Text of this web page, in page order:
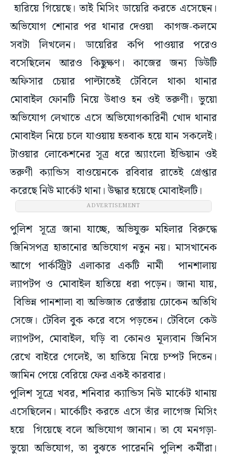
হারিয়ে গিয়েছে। তাই মিসিং ডায়েরি করতে এসেছেন।
অভিযোগ শোনার পর থানার দেওয়া কাগজ-কলমে
সবটা লিখলেন। ডায়েরির কপি পাওয়ার পরেও
বসেছিলেন আরও কিছুক্ষণ। কাজের জন্য ডিউটি
অফিসার চেয়ার পাল্টাতেই টেবিলে থাকা থানার
মোবাইল ফোনটি নিয়ে উধাও হন ওই তরুণী। ভুয়ো
অভিযোগ লেখাতে এসে অভিযোগকারিনী খোদ থানার
মোবাইল নিয়ে চলে যাওয়ায় হতবাক হয়ে যান সকলেই।
টাওয়ার লোকেশনের সূত্র ধরে অ্যাংলো ইন্ডিয়ান ওই
তরুণী ক্যান্ডিস বাওয়েনকে রবিবার রাতেই গ্রেপ্তার
করেছে নিউ মার্কেট থানা। উদ্ধার হয়েছে মোবাইলটি।
ADVERTISEMENT
পুলিশ সূত্রে জানা যাচ্ছে, অভিযুক্ত মহিলার বিরুদ্ধে
জিনিসপত্র হাতানোর অভিযোগ নতুন নয়। মাসখানেক
আগে পার্কস্ট্রিট এলাকার একটি নামী পানশালায়
ল্যাপটপ ও মোবাইল হাতিয়ে ধরা পড়েন। জানা যায়,
বিভিন্ন পানশালা বা অভিজাত রেস্তঁরায় ঢোকেন অতিথি
সেজে। টেবিল বুক করে বসে পড়তেন। টেবিলে কেউ
ল্যাপটপ, মোবাইল, ঘড়ি বা কোনও মূল্যবান জিনিস
রেখে বাইরে গেলেই, তা হাতিয়ে নিয়ে চম্পট দিতেন।
জামিন পেয়ে বেরিয়ে ফের একই কারবার।
পুলিশ সূত্রে খবর, শনিবার ক্যান্ডিস নিউ মার্কেট থানায়
এসেছিলেন। মার্কেটিং করতে এসে তাঁর লাগেজ মিসিং
হয়ে গিয়েছে বলে অভিযোগ জানান। তা যে মনগড়া-
ভুয়ো অভিযোগ, তা বুঝতে পারেননি পুলিশ কর্মীরা।